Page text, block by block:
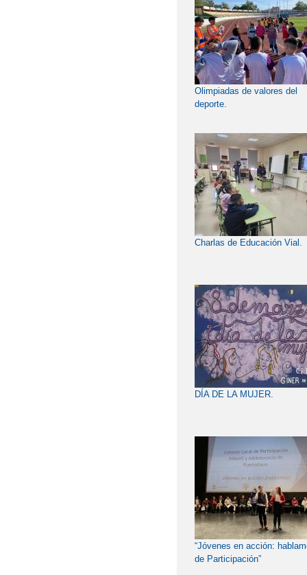
Olimpiadas de valores del
deporte.
Charlas de Educación Vial.
DÍA DE LA MUJER.
“Jóvenes en acción:
de Participación”